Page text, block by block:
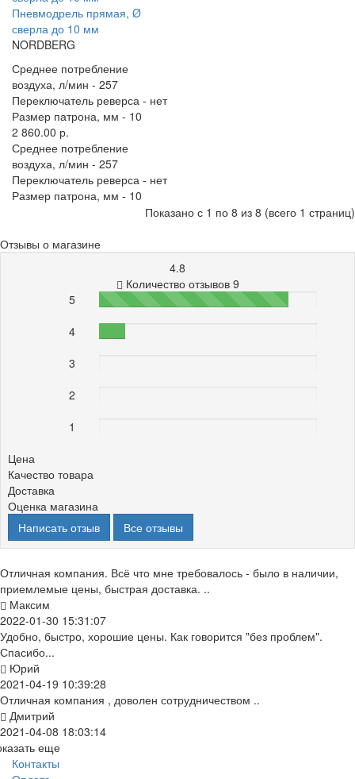
Пневмодрель прямая, Ø
сверла до 10 мм
NORDBERG
Среднее потребление
воздуха, л/мин - 257
Переключатель реверса - нет
Размер патрона, мм - 10
2 860.00 р.
Среднее потребление
воздуха, л/мин - 257
Переключатель реверса - нет
Размер патрона, мм - 10
Показано с 1 по 8 из 8 (всего 1 страниц)
Отзывы о магазине
4.8
Количество отзывов 9
5
87%
4
3
2
1
Цена
Качество товара
Доставка
Оценка магазина
Написать отзыв
Все отзывы
Отличная компания. Всё что мне требовалось - было в наличии,
приемлемые цены, быстрая доставка. ..
Максим
2022-01-30 15:31:07
Удобно, быстро, хорошие цены. Как говорится "без проблем".
Спасибо...
Юрий
2021-04-19 10:39:28
Отличная компания , доволен сотрудничеством ..
Дмитрий
2021-04-08 18:03:14
еще
Контакты